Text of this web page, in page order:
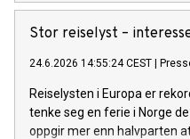
Stor reiselyst –
24.6.2026 14:55:24 CEST
Reiselysten i Europa er
tenke seg en ferie i Norge
oppgir mer enn halvparten